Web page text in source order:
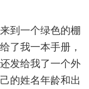
到一个绿色的棚
了我一本手册，
发给我了一个外
的姓名年龄和出